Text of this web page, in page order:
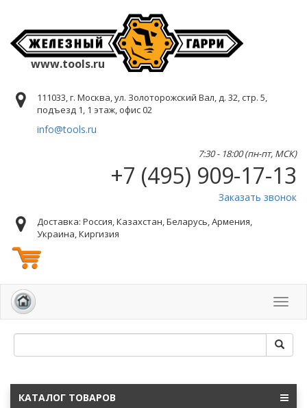
www.tools.ru
111033, г. Москва, ул. Золоторожский Вал, д. 32, стр. 5,
подъезд 1, 1 этаж, офис 02
info@tools.ru
7:30 - 18:00 (пн-пт, МСК)
+7 (495) 909-17-13
Заказать звонок
Доставка: Россия, Казахстан, Беларусь, Армения,
Украина, Киргизия
КАТАЛОГ ТОВАРОВ